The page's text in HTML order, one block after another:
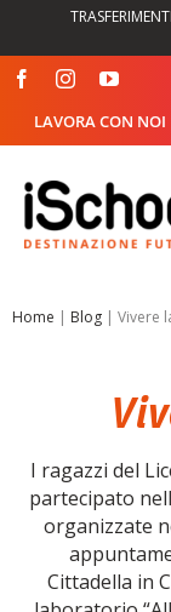
contenuto
LAVORA CON NOI
ISCHOOL
NOVITÀ
Home | Blog| Vivere
I ragazzi del
partecipato
organizzate
Cittadella in